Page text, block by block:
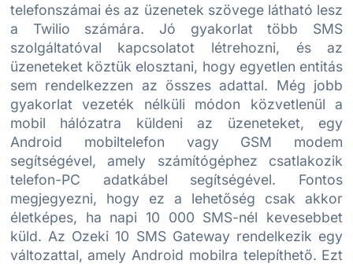
telefonszámai és az üzenetek szövege látható lesz
a Twilio számára. Jó gyakorlat több SMS
szolgáltatóval kapcsolatot létrehozni, és az
üzeneteket köztük elosztani, hogy egyetlen entitás
sem rendelkezzen az összes adattal. Még jobb
gyakorlat vezeték nélküli módon közvetlenül a
mobil hálózatra küldeni az üzeneteket, egy
Android mobiltelefon vagy GSM modem
segítségével, amely számítógéphez csatlakozik
telefon-PC adatkábel segítségével. Fontos
megjegyezni, hogy ez a lehetőség csak akkor
életképes, ha napi 10 000 SMS-nél kevesebbet
küld. Az Ozeki 10 SMS Gateway rendelkezik egy
változattal, amely Android mobilra telepíthető. Ezt